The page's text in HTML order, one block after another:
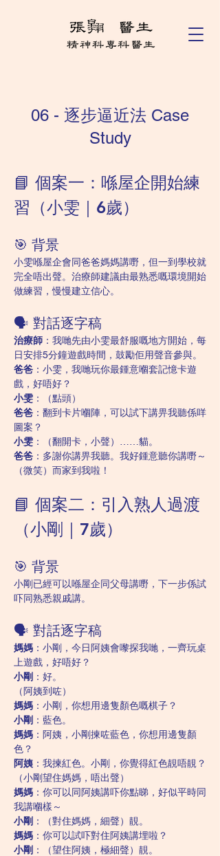
06 - 逐步逼近法 Case
Study
📘 個案一：喺屋企開始練
習（小雯｜6歲）
🎯 背景
小雯喺屋企會同爸爸媽媽講嘢，但一到學校就
完全唔出聲。治療師建議由最熟悉嘅環境開始
做練習，慢慢建立信心。
🗣️ 對話逐字稿
治療師 ：我哋先由小雯最舒服嘅地方開始，每
日安排5分鐘遊戲時間，鼓勵佢用聲音參與。
爸爸 ：小雯，我哋玩你最鍾意嗰套記憶卡遊
戲，好唔好？
小雯 ：（點頭）
爸爸 ：翻到卡片嗰陣，可以試下講畀我聽係咩
圖案？
小雯 ：（翻開卡，小聲）……貓。
爸爸 ：多謝你講畀我聽。我好鍾意聽你講嘢～
（微笑）而家到我啦！
📘 個案二：引入熟人過渡
（小剛｜7歲）
🎯 背景
小剛已經可以喺屋企同父母講嘢，下一步係試
吓同熟悉親戚講。
🗣️ 對話逐字稿
媽媽 ：小剛，今日阿姨會嚟探我哋，一齊玩桌
上遊戲，好唔好？
小剛 ：好。
（阿姨到咗）
媽媽 ：小剛，你想用邊隻顏色嘅棋子？
小剛 ：藍色。
媽媽 ：阿姨，小剛揀咗藍色，你想用邊隻顏
色？
阿姨 ：我揀紅色。小剛，你覺得紅色靚唔靚？
（小剛望住媽媽，唔出聲）
媽媽 ：你可以同阿姨講吓你點睇，好似平時同
我講嗰樣～
小剛 ：（對住媽媽，細聲）靚。
媽媽 ：你可以試吓對住阿姨講埋啦？
小剛 ：（望住阿姨，極細聲）靚。